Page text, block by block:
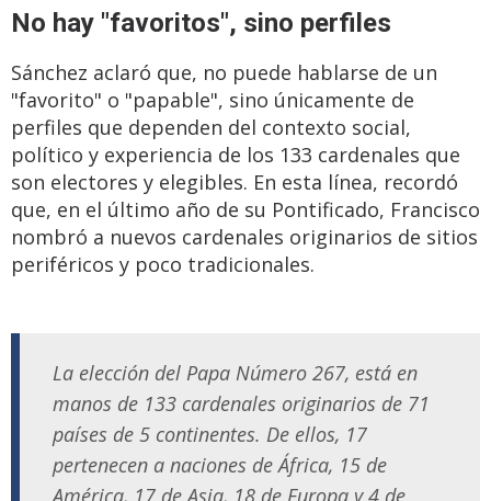
No hay "favoritos", sino perfiles
Sánchez aclaró que, no puede hablarse de un
"favorito" o "papable", sino únicamente de
perfiles que dependen del contexto social,
político y experiencia de los 133 cardenales que
son electores y elegibles. En esta línea, recordó
que, en el último año de su Pontificado, Francisco
nombró a nuevos cardenales originarios de sitios
periféricos y poco tradicionales.
La elección del Papa Número 267, está en
manos de 133 cardenales originarios de 71
países de 5 continentes. De ellos, 17
pertenecen a naciones de África, 15 de
América, 17 de Asia, 18 de Europa y 4 de